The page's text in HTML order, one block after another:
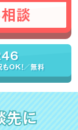
談
OK！／無料
先に